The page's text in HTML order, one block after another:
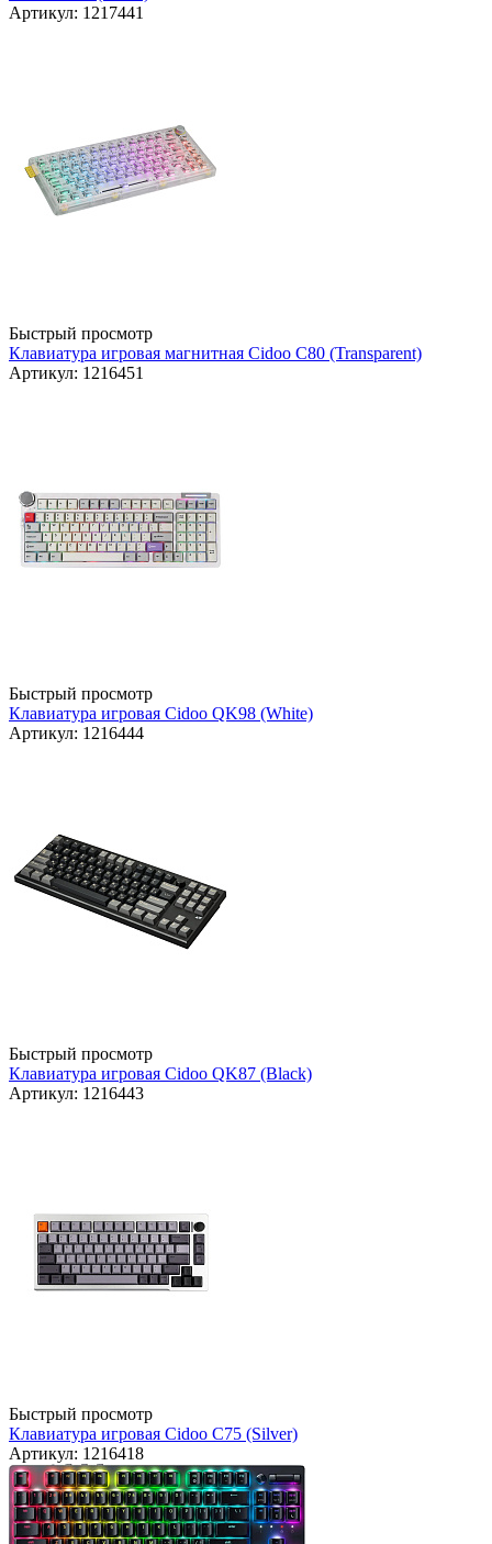
Артикул: 1217441
Быстрый просмотр
Клавиатура игровая магнитная Cidoo C80 (Transparent)
Артикул: 1216451
Быстрый просмотр
Клавиатура игровая Cidoo QK98 (White)
Артикул: 1216444
Быстрый просмотр
Клавиатура игровая Cidoo QK87 (Black)
Артикул: 1216443
Быстрый просмотр
Клавиатура игровая Cidoo C75 (Silver)
Артикул: 1216418